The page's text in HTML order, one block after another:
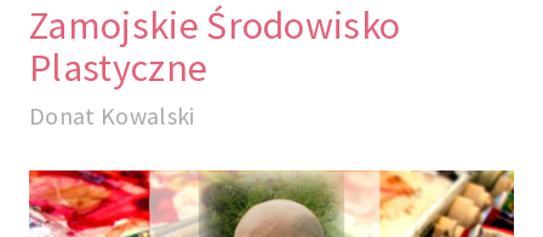
Zamojskie Środowisko
Plastyczne
Donat Kowalski